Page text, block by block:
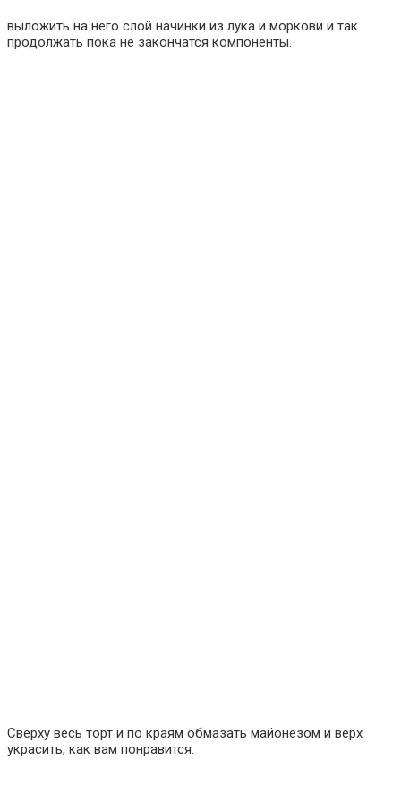
выложить на него слой начинки из лука и моркови и так
продолжать пока не закончатся компоненты.
Сверху весь торт и по краям обмазать майонезом и верх
украсить, как вам понравится.